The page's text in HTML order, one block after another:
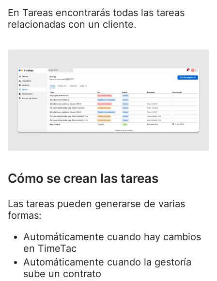
En Tareas encontrarás todas las tareas
relacionadas con un cliente.
Cómo se crean las tareas
Las tareas pueden generarse de varias
formas:
Automáticamente cuando hay cambios
en TimeTac
Automáticamente cuando la gestoría
sube un contrato